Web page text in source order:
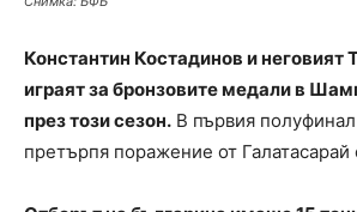
Константин Костадинов и
играят за бронзовите медали в
през този сезон. В първия
претърпя поражение от Галатасарай